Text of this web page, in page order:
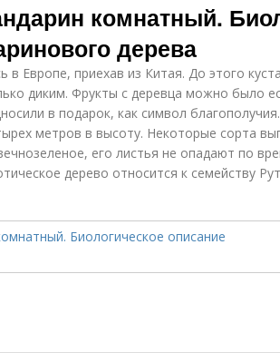
комнатный.
дерева
в Европе, приехав из Китая. До этого
диким. Фрукты с деревца можно было
в подарок, как символ
метров в высоту. Некоторые сорта
его листья не опадают по
дерево относится к семейству